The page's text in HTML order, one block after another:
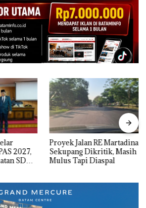
2027,
SDM,
Proyek Jalan RE Martadinata
Sekupang Dikritik, Masih
Mulus Tapi Diaspal